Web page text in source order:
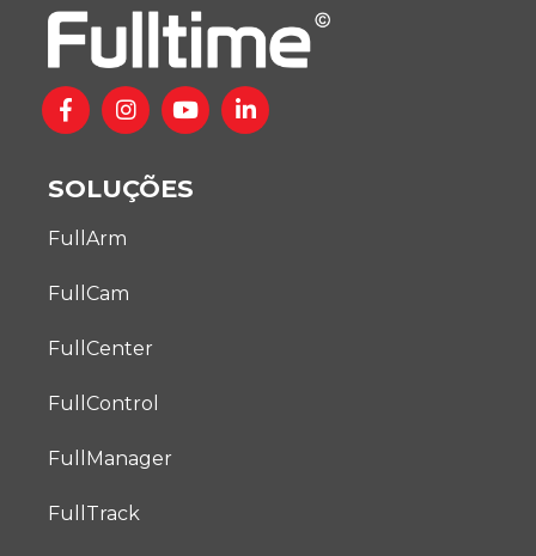
SOLUÇÕES
FullArm
FullCam
FullCenter
FullControl
FullManager
FullTrack